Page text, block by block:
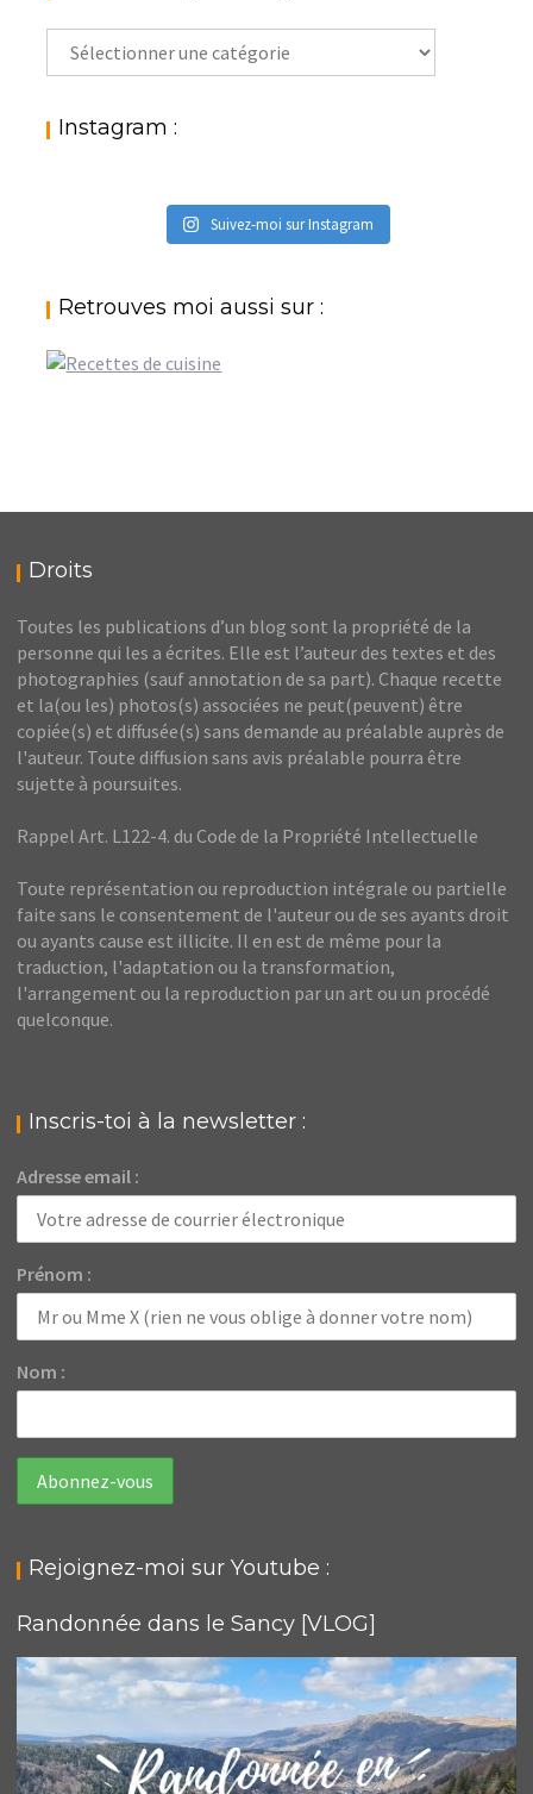
Rechercher
par
: Instagram :
Suivez-moi sur Instagram
Retrouves moi aussi sur :
Droits
Toutes les publications d’un blog sont la propriété de la
personne qui les a écrites. Elle est l’auteur des textes et des
photographies (sauf annotation de sa part). Chaque recette
et la(ou les) photos(s) associées ne peut(peuvent) être
copiée(s) et diffusée(s) sans demande au préalable auprès de
l'auteur. Toute diffusion sans avis préalable pourra être
sujette à poursuites.
Rappel Art. L122-4. du Code de la Propriété Intellectuelle
Toute représentation ou reproduction intégrale ou partielle
faite sans le consentement de l'auteur ou de ses ayants droit
ou ayants cause est illicite. Il en est de même pour la
traduction, l'adaptation ou la transformation,
l'arrangement ou la reproduction par un art ou un procédé
quelconque.
Inscris-toi à la newsletter :
Adresse email :
Prénom :
Nom :
Rejoignez-moi sur Youtube :
Randonnée dans le Sancy [VLOG]